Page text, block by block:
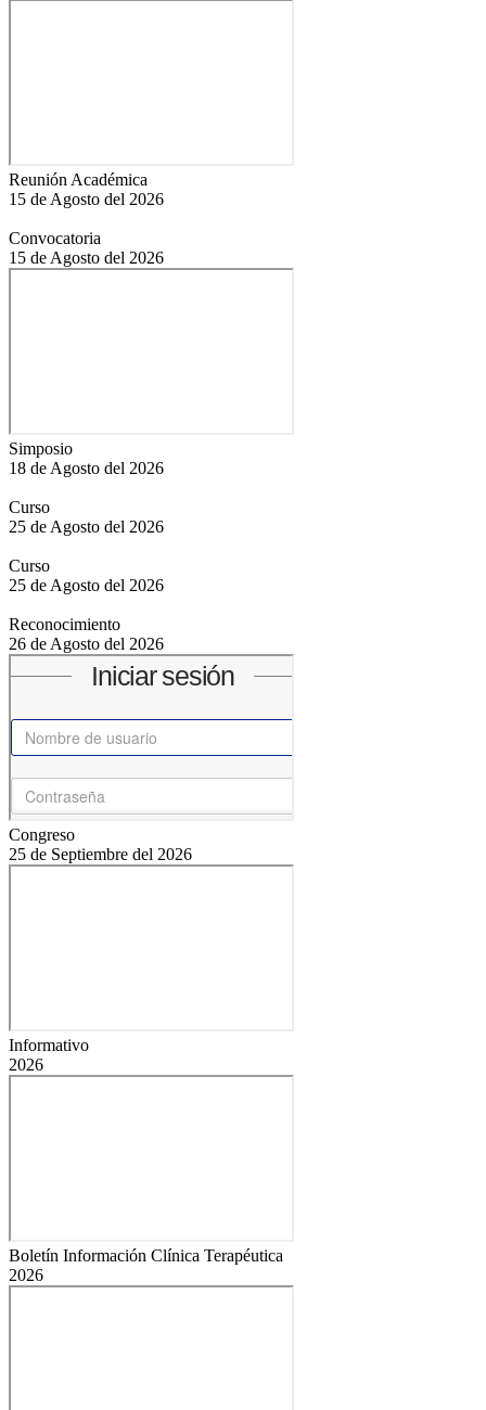
Reunión Académica
15 de Agosto del 2026
Convocatoria
15 de Agosto del 2026
Simposio
18 de Agosto del 2026
Curso
25 de Agosto del 2026
Curso
25 de Agosto del 2026
Reconocimiento
26 de Agosto del 2026
Congreso
25 de Septiembre del 2026
Informativo
2026
Boletín Información Clínica Terapéutica
2026